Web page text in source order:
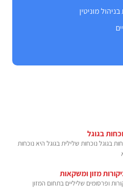
מוניטין
בגוגל
בגוגל נוכחות שלילית בגוגל היא נוכחות
מזון ומשקאות
ופרסומים שליליים בתחום המזון